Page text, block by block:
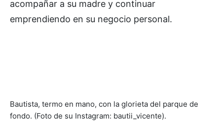
acompañar a su madre y continuar
emprendiendo en su negocio personal.
Bautista, termo en mano, con la glorieta del parque de
fondo. (Foto de su Instagram: bautii_vicente).